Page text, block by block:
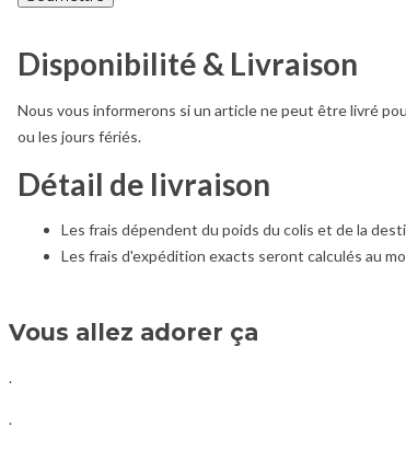
Disponibilité & Livraison
Nous vous informerons si un article ne peut être livré
ou les jours fériés.
Détail de livraison
Les frais dépendent du poids du colis et de la
Les frais d'expédition exacts seront calculés au
Vous allez adorer ça
.
.